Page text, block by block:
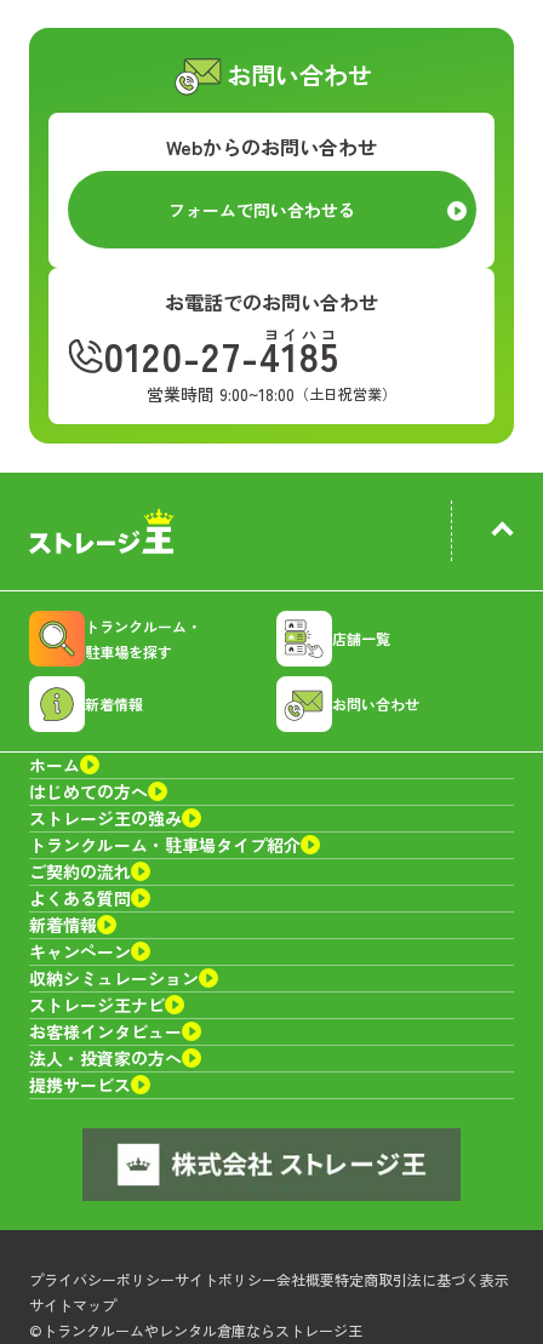
お問い合わせ
Webからのお問い合わせ
フォームで問い合わせる
お電話でのお問い合わせ
0120-27-4185
ヨイハコ
営業時間 9:00~18:00 （土日祝営業）
トランクルーム・
駐車場を探す
店舗一覧
新着情報 お問い合わせ
ホーム
はじめての方へ
ストレージ王の強み
トランクルーム・ 駐車場タイプ紹介
ご契約の流れ
よくある質問
新着情報
キャンペーン
収納シミュレーション
ストレージ王ナビ
お客様インタビュー
法人・投資家の方へ
提携サービス
プライバシーポリシーサイトポリシー会社概要特定商取引法に基づく表示
サイトマップ
©トランクルームやレンタル倉庫ならストレージ王